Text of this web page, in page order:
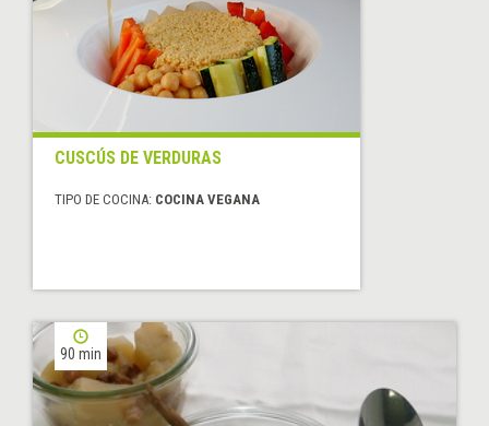
CUSCÚS DE VERDURAS
TIPO DE COCINA: COCINA VEGANA
90 min